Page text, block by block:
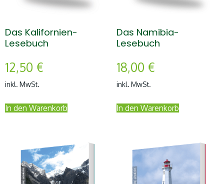
Das Kalifornien-
Lesebuch
12,50 €
inkl. MwSt.
In den Warenkorb
Das Namibia-
Lesebuch
18,00 €
inkl. MwSt.
In den Warenkorb